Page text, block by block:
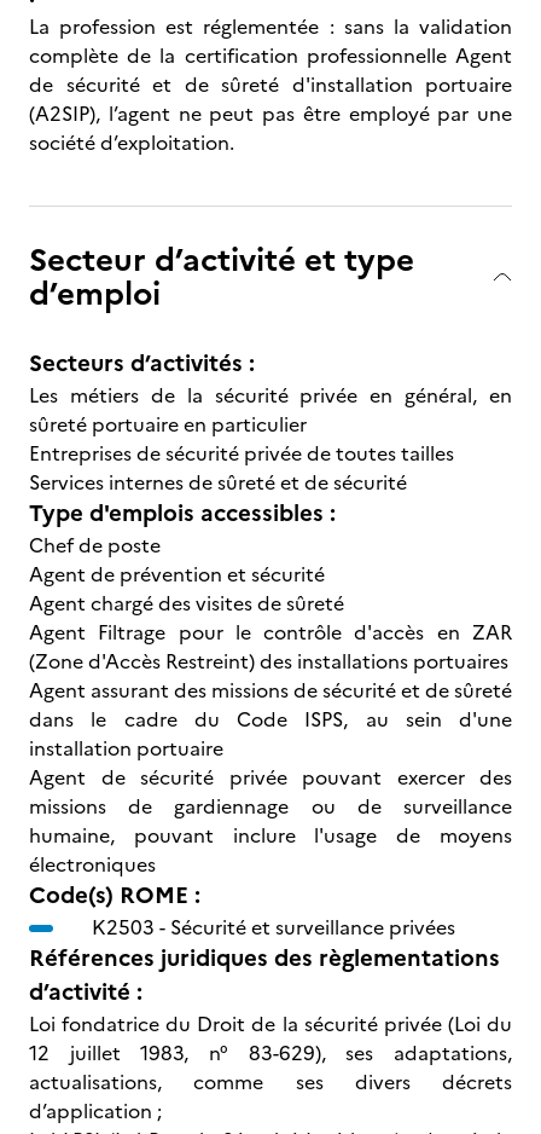
La profession est réglementée : sans la validation
complète de la certification professionnelle Agent
de sécurité et de sûreté d'installation portuaire
(A2SIP), l’agent ne peut pas être employé par une
société d’exploitation.
Secteur d’activité et type
d’emploi
Secteurs d’activités :
Les métiers de la sécurité privée en général, en
sûreté portuaire en particulier
Entreprises de sécurité privée de toutes tailles
Services internes de sûreté et de sécurité
Type d'emplois accessibles :
Chef de poste
Agent de prévention et sécurité
Agent chargé des visites de sûreté
Agent Filtrage pour le contrôle d'accès en ZAR
(Zone d'Accès Restreint) des installations portuaires
Agent assurant des missions de sécurité et de sûreté
dans le cadre du Code ISPS, au sein d'une
installation portuaire
Agent de sécurité privée pouvant exercer des
missions de gardiennage ou de surveillance
humaine, pouvant inclure l'usage de moyens
électroniques
Code(s) ROME :
K2503 - Sécurité et surveillance privées
Références juridiques des règlementations
d’activité :
Loi fondatrice du Droit de la sécurité privée (Loi du
12 juillet 1983, n° 83-629), ses adaptations,
actualisations, comme ses divers décrets
d’application ;